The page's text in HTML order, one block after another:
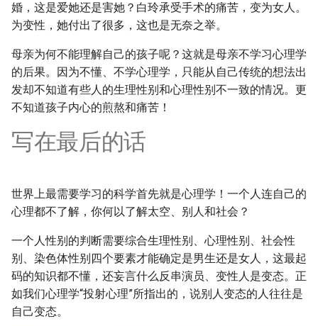
婚，这是爱她还是害她？白玲承受手术的痛苦，变为女人。
为变性，她付出了很多，这也是无奈之举。
母亲为何不能理解自己的孩子呢？这就是母亲不学习心理学
的后果。因为不懂、不学心理学，只能从自己传统的想法出
发却不知道有些人的生理性别和心理性别不一致的情况。更
不知道孩子内心的煎熬和痛苦！
写在最后的话
世界上最需要学习的科学首先就是心理学！一个人连自己的
心理都不了解，你何以了解太空、别人和社会？
一个人性别的判断需要综合生理性别、心理性别、社会性
别、染色体性别四个要素才能确定是男生还是女人，这最起
码的知识都不懂，还妄言什么反串演员、变性人是变态。正
如我们心理学“投射心理”所指出的，说别人变态的人往往是
自己变态。